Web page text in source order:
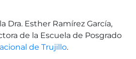
Dra. Esther Ramírez García,
de la Escuela de Posgrado
de Trujillo.